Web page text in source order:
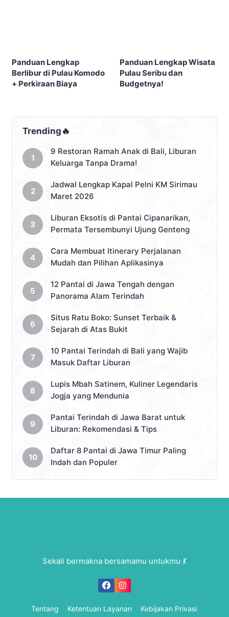
Panduan Lengkap
Berlibur di Pulau Komodo
+ Perkiraan Biaya
Panduan Lengkap Wisata
Pulau Seribu dan
Budgetnya!
Trending🔥
9 Restoran Ramah Anak di Bali, Liburan
Keluarga Tanpa Drama!
Jadwal Lengkap Kapal Pelni KM Sirimau
Maret 2026
Liburan Eksotis di Pantai Cipanarikan,
Permata Tersembunyi Ujung Genteng
Cara Membuat Itinerary Perjalanan
Mudah dan Pilihan Aplikasinya
12 Pantai di Jawa Tengah dengan
Panorama Alam Terindah
Situs Ratu Boko: Sunset Terbaik &
Sejarah di Atas Bukit
10 Pantai Terindah di Bali yang Wajib
Masuk Daftar Liburan
Lupis Mbah Satinem, Kuliner Legendaris
Jogja yang Mendunia
Pantai Terindah di Jawa Barat untuk
Liburan: Rekomendasi & Tips
Daftar 8 Pantai di Jawa Timur Paling
Indah dan Populer
Sekali bermakna bersamamu untukmu 💃
Tentang Ketentuan Layanan Kebijakan Privasi